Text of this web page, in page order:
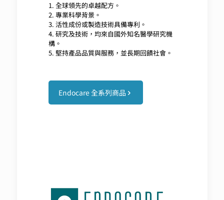
1. 全球領先的卓越配方。
2. 專業科學背景。
3. 活性成份或製造技術具備專利。
4. 研究及技術，均來自國外知名醫學研究機
構。
5. 堅持產品品質與服務，並長期回饋社會。
Endocare 全系列商品